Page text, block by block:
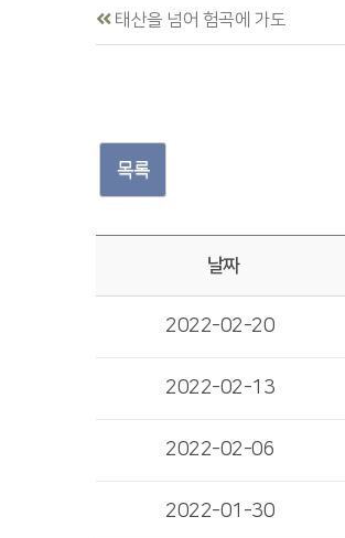
태산을 넘어 험곡에 가도
목록
날짜
2022-02-20
2022-02-13
2022-02-06
2022-01-30